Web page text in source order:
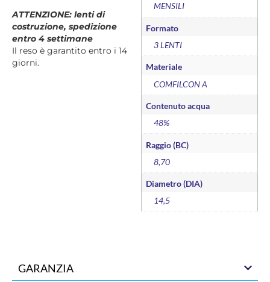
ATTENZIONE: lenti di
costruzione, spedizione
entro 4 settimane
Il reso è garantito entro i 14
giorni.
MENSILI
Formato
3 LENTI
Materiale
COMFILCON A
Contenuto acqua
48%
Raggio (BC)
8,70
Diametro (DIA)
14,5
GARANZIA